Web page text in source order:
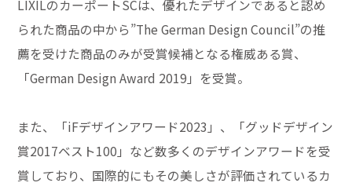
LIXILのカーポートSCは、優れたデザインであると認め
られた商品の中から”The German Design Council”の推
薦を受けた商品のみが受賞候補となる権威ある賞、
「German Design Award 2019」を受賞。
また、「iFデザインアワード2023」、「グッドデザイン
賞2017ベスト100」など数多くのデザインアワードを受
賞しており、国際的にもその美しさが評価されているカ